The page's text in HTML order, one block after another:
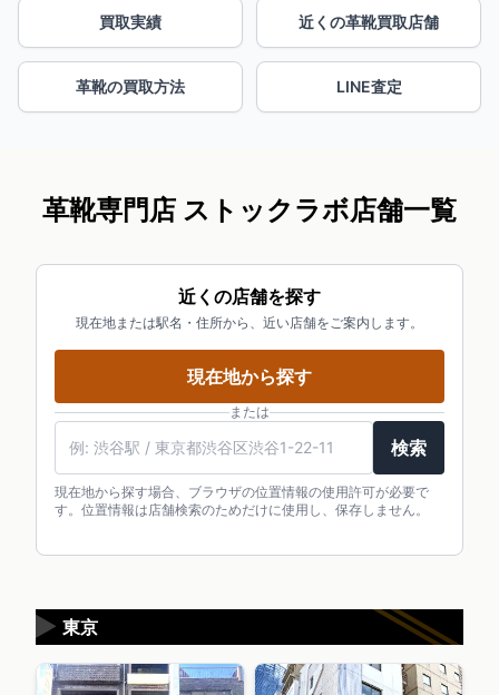
買取実績 近くの革靴買取店舗
革靴の買取方法 LINE査定
革靴専門店 ストックラボ店舗一覧
近くの店舗を探す
現在地または駅名・住所から、近い店舗をご案内します。
現在地から探す
または
検索
現在地から探す場合、ブラウザの位置情報の使用許可が必要で
す。位置情報は店舗検索のためだけに使用し、保存しません。
東京
▶